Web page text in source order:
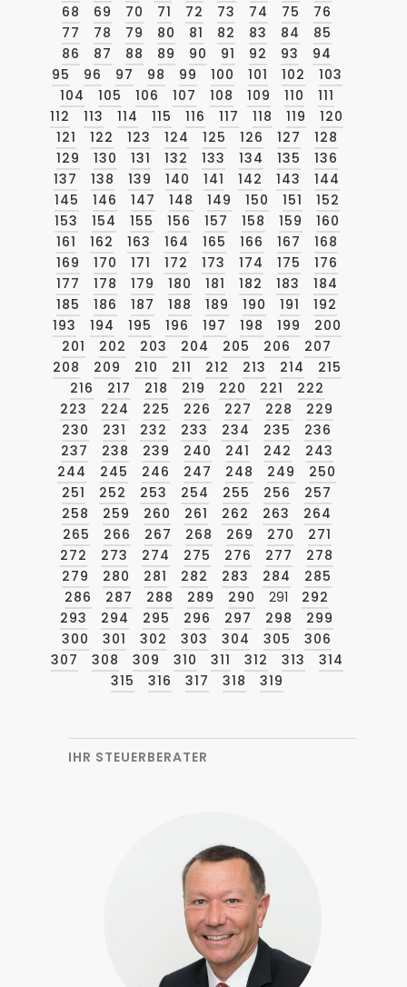
68 69 70 71 72 73 74 75
76
77
78 79 80 81 82 83 84
85
86
87 88 89 90 91 92 93
94
95
96 97 98 99 100 101 102
103
104
105 106 107 108 109 110
111
112
113 114 115 116 117 118 119
120
121
122 123 124 125 126 127
128
129
130 131 132 133 134 135
136
137
138 139 140 141 142 143
144
145
146 147 148 149 150 151
152
153
154 155 156 157 158 159
160
161
162 163 164 165 166 167
168
169
170 171 172 173 174 175
176
177
178 179 180 181 182 183
184
185
186 187 188 189 190 191
192
193
194 195 196 197 198 199
200
201
202 203 204 205 206
207
208
209 210 211 212 213 214
215
216
217 218 219 220 221
222
223
224 225 226 227 228
229
230
231 232 233 234 235
236
237
238 239 240 241 242
243
244
245 246 247 248 249
250
251
252 253 254 255 256
257
258
259 260 261 262 263
264
265
266 267 268 269 270
271
272
273 274 275 276 277
278
279
280 281 282 283 284
285
286
287 288 289 290 291
292
293
294 295 296 297 298
299
300
301 302 303 304 305
306
307
308 309 310 311 312 313
314
315
316 317 318 319
IHR STEUERBERATER